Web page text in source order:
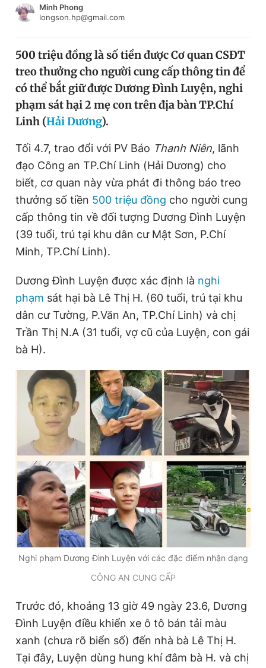
Chào ngày mới
Video Magazine
Sản phẩm khác
Tiện ích Bạn cần biết
Thông tin tòa soạn Liên hệ quảng cáo
Đọc Thanh Niên trên điện thoại
Theo dõi báo trên
Hotline
0906 645 777
Liên hệ quảng cáo
0908 780 404
Đặt báo Quảng cáo RSS Tòa soạn Chính sách bảo
Tổng biên tập: Nguyễn Ngọc Toàn
Phó tổng biên tập thường trực: Hải Thành
Phó tổng biên tập: Lâm Hiếu Dũng
Phó tổng biên tập: Trần Việt Hưng
Tổng thư ký tòa soạn: Đức Trung
Giấy phép xuất bản số 110/GP - BTTTT cấp ngày 24.3.2020
© 2003-2026 Bản quyền thuộc về Báo Thanh Niên. Cấm sao
chép dưới mọi hình thức nếu không có sự chấp thuận bằng văn
bản. Phát triển bởi ePi Technologies, JSC.
Đăng xuất
Minh Phong
longson.hp@gmail.com
500 triệu đồng là số tiền được Cơ quan CSĐT
treo thưởng cho người cung cấp thông tin để
có thể bắt giữ được Dương Đình Luyện, nghi
phạm sát hại 2 mẹ con trên địa bàn TP.Chí
Linh (Hải Dương).
Tối 4.7, trao đổi với PV Báo Thanh Niên, lãnh
đạo Công an TP.Chí Linh (Hải Dương) cho
biết, cơ quan này vừa phát đi thông báo treo
thưởng số tiền 500 triệu đồng cho người cung
cấp thông tin về đối tượng Dương Đình Luyện
(39 tuổi, trú tại khu dân cư Mật Sơn, P.Chí
Minh, TP.Chí Linh).
Dương Đình Luyện được xác định là nghi
phạm sát hại bà Lê Thị H. (60 tuổi, trú tại khu
dân cư Tường, P.Văn An, TP.Chí Linh) và chị
Trần Thị N.A (31 tuổi, vợ cũ của Luyện, con gái
bà H).
Nghi phạm Dương Đình Luyện với các đặc điểm nhận dạng
CÔNG AN CUNG CẤP
Trước đó, khoảng 13 giờ 49 ngày 23.6, Dương
Đình Luyện điều khiển xe ô tô bán tải màu
xanh (chưa rõ biển số) đến nhà bà Lê Thị H.
Tại đây, Luyện dùng hung khí đâm bà H. và chị